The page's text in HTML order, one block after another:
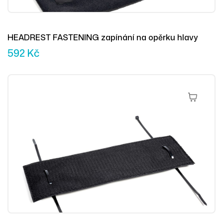
HEADREST FASTENING zapínání na opěrku hlavy
592 Kč
Přidat Do